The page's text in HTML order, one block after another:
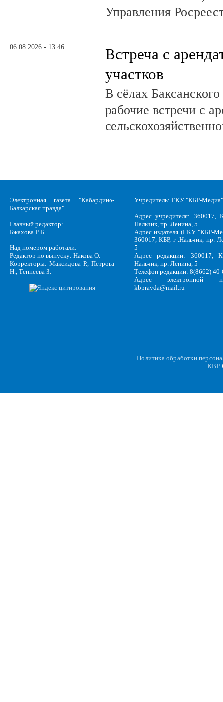
Управления
06.08.2026 - 13:46
Встреча с
участков
В сёлах
рабочие встречи с
Электронная газета "Кабардино-
Балкарская правда"
Главный редактор:
Бжахова Р. Б.
Над номером работали:
Редактор по выпуску: Накова О.
Корректоры: Максидова Р., Петрова
Н., Теппеева З.
Учредитель: ГКУ "КБР-Медиа"
Адрес учредителя: 360017,
Нальчик, пр. Ленина, 5
Адрес издателя (ГКУ "КБР-
360017, КБР, г .Нальчик, пр.
5
Адрес редакции: 360017,
Нальчик, пр. Ленина, 5
Телефон редакции: 8(8662)
Адрес электронной
kbpravda@mail.ru
Политика обработки
KBP